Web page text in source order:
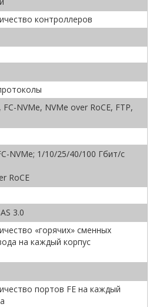
контроллеров
FC-NVMe, NVMe over RoCE, FTP,
NVMe; 1/10/25/40/100 Гбит/c
RoCE
3.0
«горячих» сменных
на каждый корпус
портов FE на каждый